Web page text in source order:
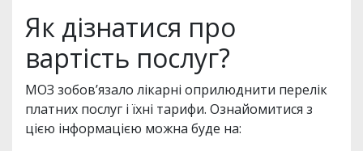
Як дізнатися про
вартість послуг?
МОЗ зобов’язало лікарні оприлюднити перелік
платних послуг і їхні тарифи. Ознайомитися з
цією інформацією можна буде на: